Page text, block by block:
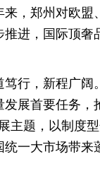
郑州对欧盟、
推进，国际顶奢
，新程广阔。
发展首要任务，
主题，以制度
统一大市场带来